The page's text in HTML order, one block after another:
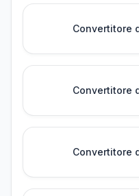
Convertitore
Convertitore
Convertitore